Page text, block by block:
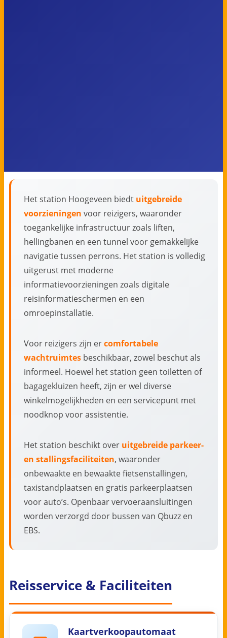
Het station Hoogeveen biedt uitgebreide
voorzieningen voor reizigers, waaronder
toegankelijke infrastructuur zoals liften,
hellingbanen en een tunnel voor gemakkelijke
navigatie tussen perrons. Het station is volledig
uitgerust met moderne
informatievoorzieningen zoals digitale
reisinformatieschermen en een
omroepinstallatie.
Voor reizigers zijn ercomfortabele
wachtruimtes beschikbaar, zowel beschut als
informeel. Hoewel het station geen toiletten of
bagagekluizen heeft, zijn er wel diverse
winkelmogelijkheden en een servicepunt met
noodknop voor assistentie.
Het station beschikt over uitgebreide parkeer-
en stallingsfaciliteiten, waaronder
onbewaakte en bewaakte fietsenstallingen,
taxistandplaatsen en gratis parkeerplaatsen
voor auto’s. Openbaar vervoeraansluitingen
worden verzorgd door bussen van Qbuzz en
EBS.
Reisservice & Faciliteiten
Kaartverkoopautomaat